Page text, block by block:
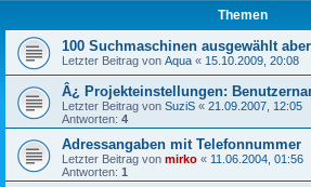
Themen
100 Suchmaschinen ausgewählt
Letzter Beitrag von Aqua « 15.10.2009, 20:08
Â¿ Projekteinstellungen:
Letzter Beitrag von SuziS « 21.09.2007, 12:05
Antworten: 4
Adressangaben mit Telefonnummer
Letzter Beitrag von mirko « 11.06.2004, 01:56
Antworten: 1